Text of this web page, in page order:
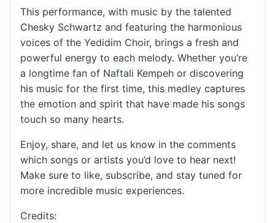
This performance, with music by the talented
Chesky Schwartz and featuring the harmonious
voices of the Yedidim Choir, brings a fresh and
powerful energy to each melody. Whether you’re
a longtime fan of Naftali Kempeh or discovering
his music for the first time, this medley captures
the emotion and spirit that have made his songs
touch so many hearts.
Enjoy, share, and let us know in the comments
which songs or artists you’d love to hear next!
Make sure to like, subscribe, and stay tuned for
more incredible music experiences.
Credits: